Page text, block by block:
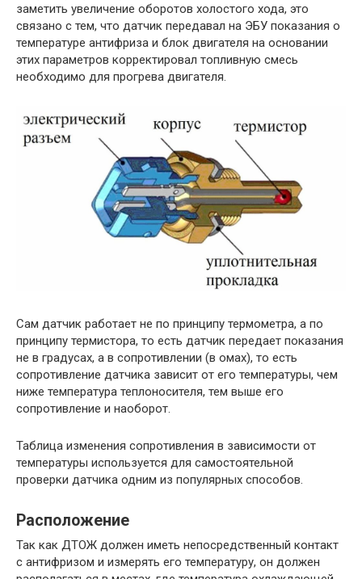
заметить увеличение оборотов холостого хода, это
связано с тем, что датчик передавал на ЭБУ показания о
температуре антифриза и блок двигателя на основании
этих параметров корректировал топливную смесь
необходимо для прогрева двигателя.
Сам датчик работает не по принципу термометра, а по
принципу термистора, то есть датчик передает показания
не в градусах, а в сопротивлении (в омах), то есть
сопротивление датчика зависит от его температуры, чем
ниже температура теплоносителя, тем выше его
сопротивление и наоборот.
Таблица изменения сопротивления в зависимости от
температуры используется для самостоятельной
проверки датчика одним из популярных способов.
Расположение
Так как ДТОЖ должен иметь непосредственный контакт
с антифризом и измерять его температуру, он должен